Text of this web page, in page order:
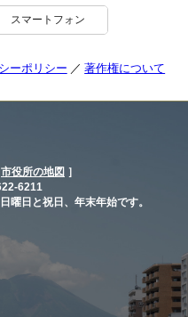
スマートフォン
ーポリシー 著作権について
市役所の地図 ］
6211
曜日と祝日、年末年始です。